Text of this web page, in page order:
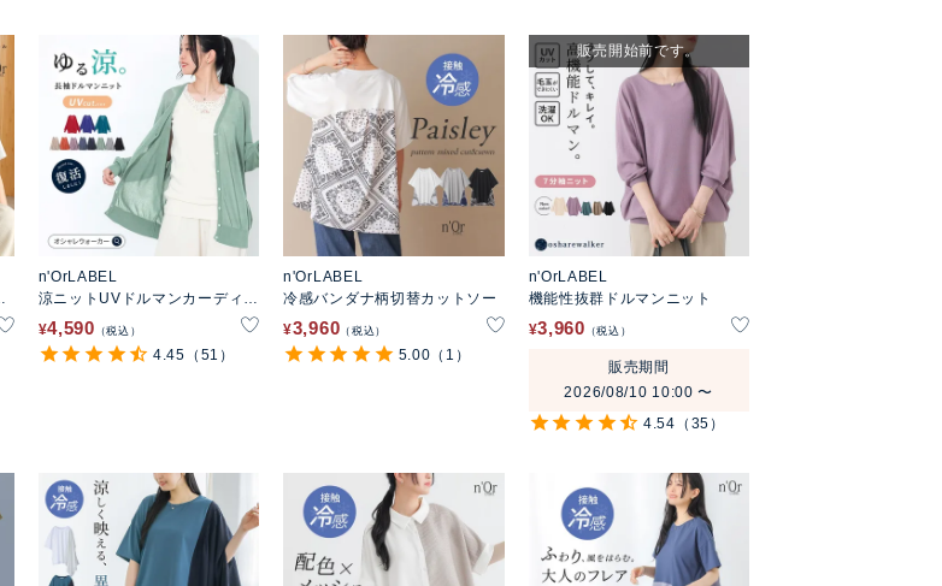
n'OrLABEL
涼ニットUVドルマンカーディガ
ン
¥4,590 税込
4.45 （51）
n'OrLABEL
冷感バンダナ柄切替カットソー
¥3,960 税込
5.00 （1）
n'OrLABEL
機能性抜群ドルマンニット
¥3,960 税込
販売開始前です。
販売期間
2026/08/10 10:00〜
4.54 （35）